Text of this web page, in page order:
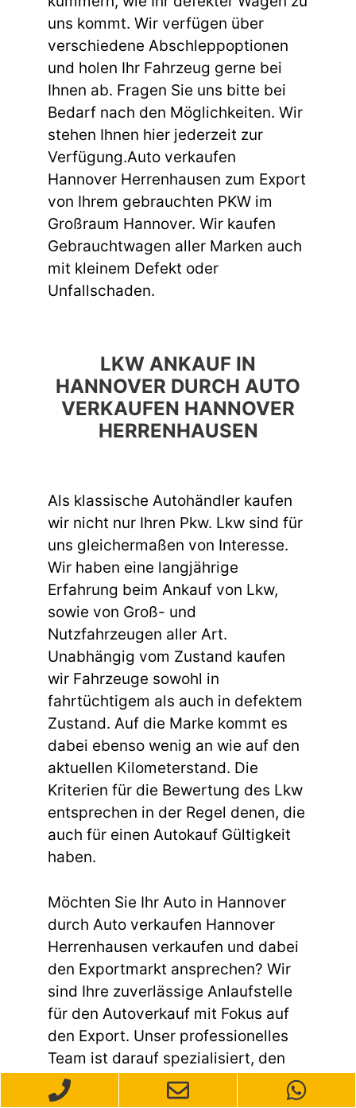
uns kommt. Wir verfügen über
verschiedene Abschleppoptionen
und holen Ihr Fahrzeug gerne bei
Ihnen ab. Fragen Sie uns bitte bei
Bedarf nach den Möglichkeiten. Wir
stehen Ihnen hier jederzeit zur
Verfügung.Auto verkaufen
Hannover Herrenhausen zum Export
von Ihrem gebrauchten PKW im
Großraum Hannover. Wir kaufen
Gebrauchtwagen aller Marken auch
mit kleinem Defekt oder
Unfallschaden.
LKW ANKAUF IN
HANNOVER DURCH AUTO
VERKAUFEN HANNOVER
HERRENHAUSEN
Als klassische Autohändler kaufen
wir nicht nur Ihren Pkw. Lkw sind für
uns gleichermaßen von Interesse.
Wir haben eine langjährige
Erfahrung beim Ankauf von Lkw,
sowie von Groß- und
Nutzfahrzeugen aller Art.
Unabhängig vom Zustand kaufen
wir Fahrzeuge sowohl in
fahrtüchtigem als auch in defektem
Zustand. Auf die Marke kommt es
dabei ebenso wenig an wie auf den
aktuellen Kilometerstand. Die
Kriterien für die Bewertung des Lkw
entsprechen in der Regel denen, die
auch für einen Autokauf Gültigkeit
haben.
Möchten Sie Ihr Auto in Hannover
durch Auto verkaufen Hannover
Herrenhausen verkaufen und dabei
den Exportmarkt ansprechen? Wir
sind Ihre zuverlässige Anlaufstelle
für den Autoverkauf mit Fokus auf
den Export. Unser professionelles
Team ist darauf spezialisiert, den
gesamten Prozess reibungslos und
effizient zu gestalten. Egal, ob Ihr